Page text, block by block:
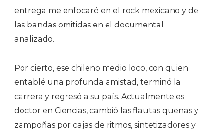
entrega me enfocaré en el rock mexicano y de
las bandas omitidas en el documental
analizado.
Por cierto, ese chileno medio loco, con quien
entablé una profunda amistad, terminó la
carrera y regresó a su país. Actualmente es
doctor en Ciencias, cambió las flautas quenas y
zampoñas por cajas de ritmos, sintetizadores y